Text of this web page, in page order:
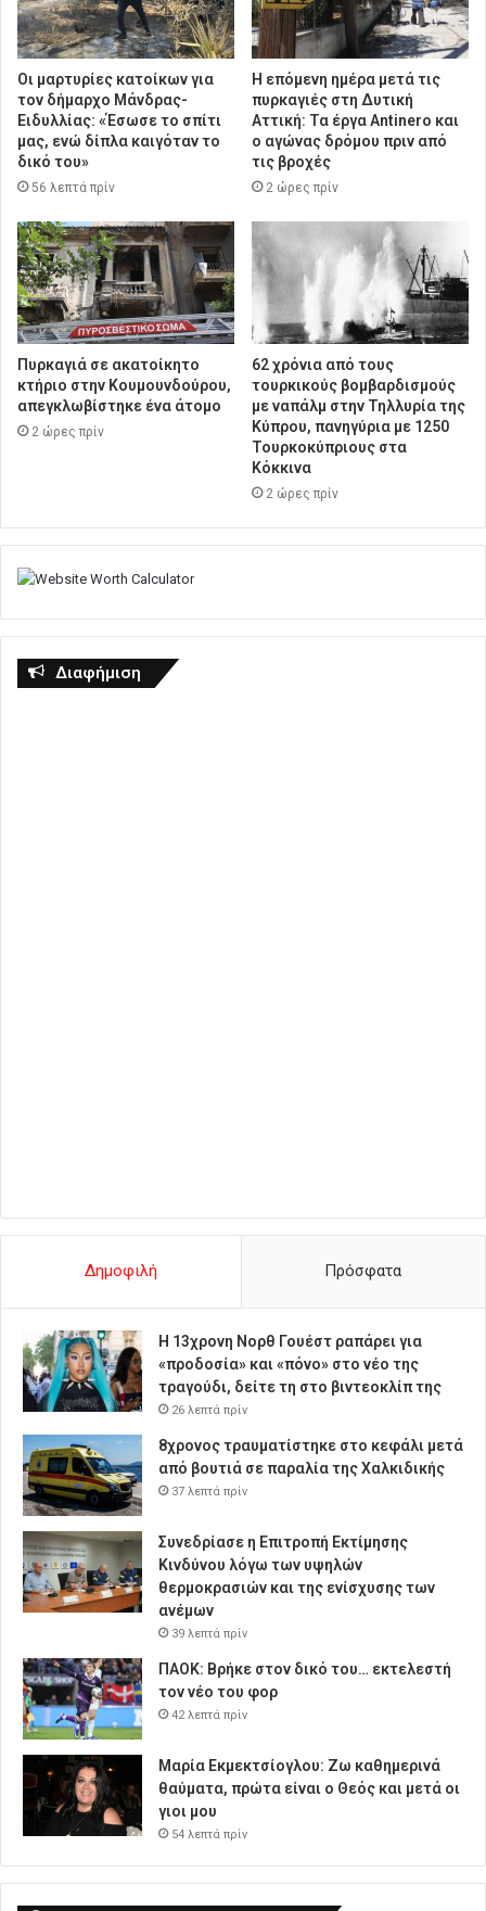
Οι μαρτυρίες κατοίκων για
τον δήμαρχο Μάνδρας-
Ειδυλλίας: «Έσωσε το σπίτι
μας, ενώ δίπλα καιγόταν το
δικό του»
56 λεπτά πρίν
Η επόμενη ημέρα μετά τις
πυρκαγιές στη Δυτική
Αττική: Τα έργα Antinero και
ο αγώνας δρόμου πριν από
τις βροχές
2 ώρες πρίν
Πυρκαγιά σε ακατοίκητο
κτήριο στην Κουμουνδούρου,
απεγκλωβίστηκε ένα άτομο
2 ώρες πρίν
62 χρόνια από τους
τουρκικούς βομβαρδισμούς
με ναπάλμ στην Τηλλυρία της
Κύπρου, πανηγύρια με 1250
Τουρκοκύπριους στα
Κόκκινα
2 ώρες πρίν
Διαφήμιση
Δημοφιλή Πρόσφατα
Η 13χρονη Νορθ Γουέστ ραπάρει για
«προδοσία» και «πόνο» στο νέο της
τραγούδι, δείτε τη στο βιντεοκλίπ της
26 λεπτά πρίν
8χρονος τραυματίστηκε στο κεφάλι μετά
από βουτιά σε παραλία της Χαλκιδικής
37 λεπτά πρίν
Συνεδρίασε η Επιτροπή Εκτίμησης
Κινδύνου λόγω των υψηλών
θερμοκρασιών και της ενίσχυσης των
ανέμων
39 λεπτά πρίν
ΠΑΟΚ: Βρήκε στον δικό του… εκτελεστή
τον νέο του φορ
42 λεπτά πρίν
Μαρία Εκμεκτσίογλου: Ζω καθημερινά
θαύματα, πρώτα είναι ο Θεός και μετά οι
γιοι μου
54 λεπτά πρίν